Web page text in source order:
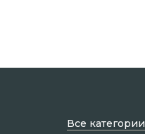
Все категории